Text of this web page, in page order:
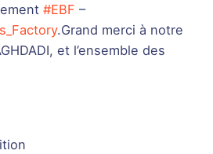
#EBF –
.Grand merci à notre
et l’ensemble des